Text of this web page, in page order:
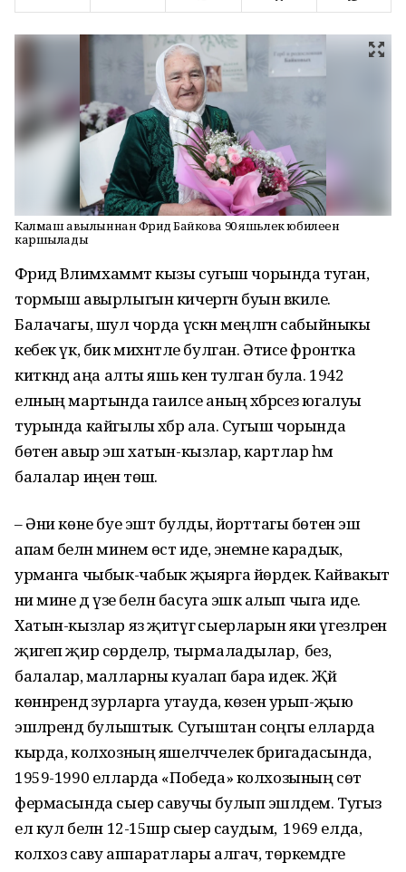
Калмаш авылыннан Фәридә Байкова 90 яшьлек юбилеен
каршылады
Фәридә Вәлимхаммәт кызы сугыш чорында туган,
тормыш авырлыгын кичергән буын вәкиле.
Балачагы, шул чорда үскән меңләгән сабыйныкы
кебек үк, бик михнәтле булган. Әтисе фронтка
киткәндә аңа алты яшь кенә тулган була. 1942
елның мартында гаиләсе аның хәбәрсез югалуы
турында кайгылы хәбәр ала. Сугыш чорында
бөтен авыр эш хатын-кызлар, картлар һәм
балалар иңенә төшә.
– Әни көне буе эштә булды, йорттагы бөтен эш
апам белән минем өстә иде, энемне карадык,
урманга чыбык-чабык җыярга йөрдек. Кайвакыт
әни мине дә үзе белән басуга эшкә алып чыга иде.
Хатын-кызлар яз җитүгә сыерларын яки үгезләрен
җигеп җир сөрделәр, тырмаладылар, ә без,
балалар, малларны куалап бара идек. Җәй
көннәрендә зурларга утауда, көзен урып-җыю
эшләрендә булыштык. Сугыштан соңгы елларда
кырда, колхозның яшелчәчелек бригадасында, ә
1959-1990 елларда «Победа» колхозының сөт
фермасында сыер савучы булып эшләдем. Тугыз
ел кул белән 12-15шәр сыер саудым, ә 1969 елда,
колхоз саву аппаратлары алгач, төркемдәге